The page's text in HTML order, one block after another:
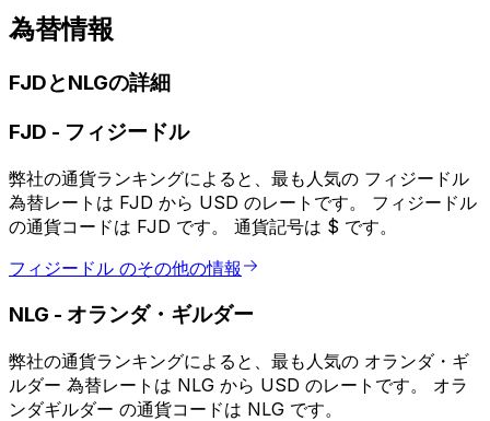
為替情報
FJDとNLGの詳細
FJD - フィジードル
弊社の通貨ランキングによると、最も人気の フィジードル
為替レートは FJD から USD のレートです。 フィジードル
の通貨コードは FJD です。 通貨記号は $ です。
フィジードル のその他の情報
NLG - オランダ・ギルダー
弊社の通貨ランキングによると、最も人気の オランダ・ギ
ルダー 為替レートは NLG から USD のレートです。 オラ
ンダギルダー の通貨コードは NLG です。